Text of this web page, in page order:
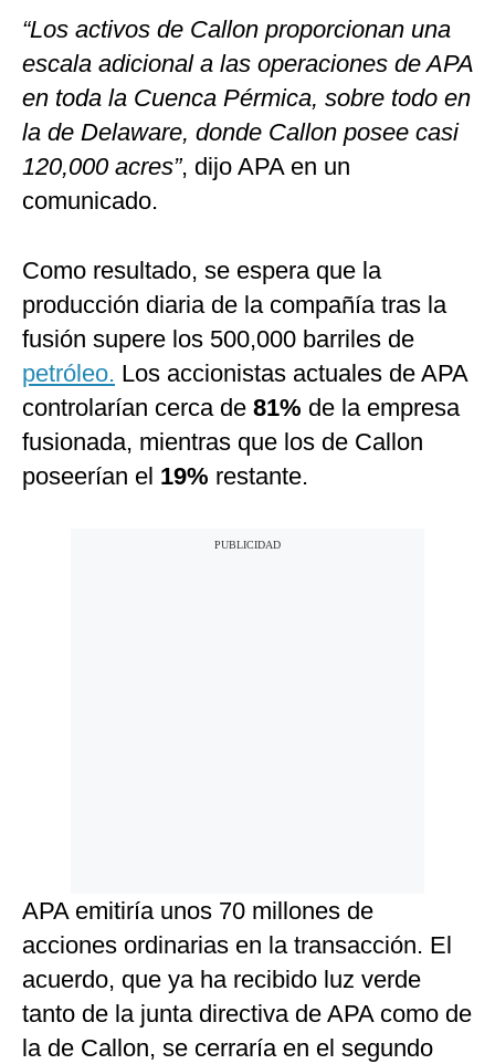
“Los activos de Callon proporcionan una
escala adicional a las operaciones de APA
en toda la Cuenca Pérmica, sobre todo en
la de Delaware, donde Callon posee casi
120,000 acres”, dijo APA en un
comunicado.
Como resultado, se espera que la
producción diaria de la compañía tras la
fusión supere los 500,000 barriles de
petróleo. Los accionistas actuales de APA
controlarían cerca de 81% de la empresa
fusionada, mientras que los de Callon
poseerían el 19% restante.
APA emitiría unos 70 millones de
acciones ordinarias en la transacción. El
acuerdo, que ya ha recibido luz verde
tanto de la junta directiva de APA como de
la de Callon, se cerraría en el segundo